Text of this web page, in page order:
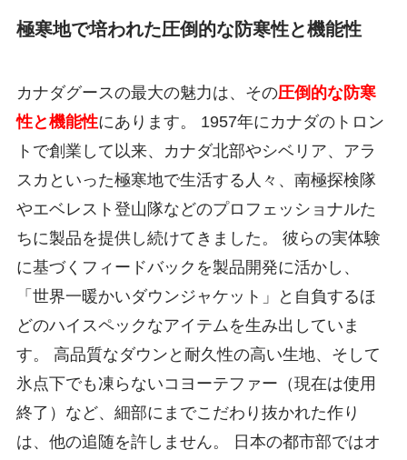
極寒地で培われた圧倒的な防寒性と機能性
カナダグースの最大の魅力は、その圧倒的な防寒
性と機能性にあります。 1957年にカナダのトロン
トで創業して以来、カナダ北部やシベリア、アラ
スカといった極寒地で生活する人々、南極探検隊
やエベレスト登山隊などのプロフェッショナルた
ちに製品を提供し続けてきました。 彼らの実体験
に基づくフィードバックを製品開発に活かし、
「世界一暖かいダウンジャケット」と自負するほ
どのハイスペックなアイテムを生み出していま
す。 高品質なダウンと耐久性の高い生地、そして
氷点下でも凍らないコヨーテファー（現在は使用
終了）など、細部にまでこだわり抜かれた作り
は、他の追随を許しません。 日本の都市部ではオ